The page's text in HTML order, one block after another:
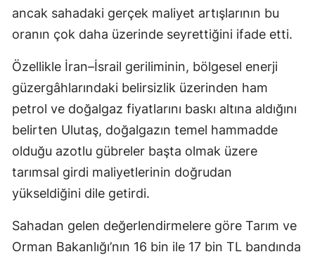
Yalova
Kilis
Osmaniye
Düzce
ancak sahadaki gerçek maliyet artışlarının bu
oranın çok daha üzerinde seyrettiğini ifade etti.
Özellikle İran–İsrail geriliminin, bölgesel enerji
güzergâhlarındaki belirsizlik üzerinden ham
petrol ve doğalgaz fiyatlarını baskı altına aldığını
belirten Ulutaş, doğalgazın temel hammadde
olduğu azotlu gübreler başta olmak üzere
tarımsal girdi maliyetlerinin doğrudan
yükseldiğini dile getirdi.
Sahadan gelen değerlendirmelere göre Tarım ve
Orman Bakanlığı’nın 16 bin ile 17 bin TL bandında